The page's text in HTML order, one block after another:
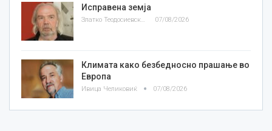
Исправена земја
Златко Теодосиевски 07/08/2026
Климата како безбедносно прашање во
Европа
Ивица Челиковиќ 07/08/2026